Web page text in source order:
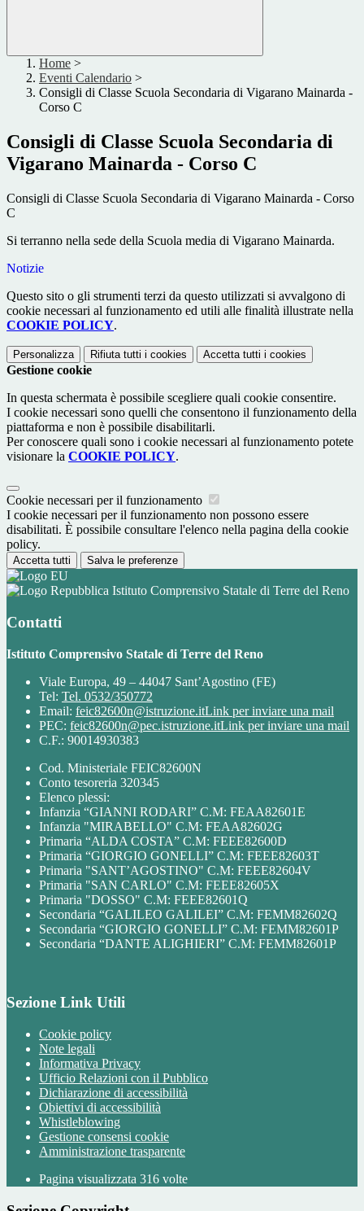
Home >
Eventi Calendario >
Consigli di Classe Scuola Secondaria di Vigarano Mainarda -
Corso C
Consigli di Classe Scuola Secondaria di
Vigarano Mainarda - Corso C
Consigli di Classe Scuola Secondaria di Vigarano Mainarda - Corso
C
Si terranno nella sede della Scuola media di Vigarano Mainarda.
Notizie
Questo sito o gli strumenti terzi da questo utilizzati si avvalgono di
cookie necessari al funzionamento ed utili alle finalità illustrate nella
COOKIE POLICY.
Personalizza Rifiuta tutti i cookies Accetta tutti i cookies
Gestione cookie
In questa schermata è possibile scegliere quali cookie consentire.
I cookie necessari sono quelli che consentono il funzionamento della
piattaforma e non è possibile disabilitarli.
Per conoscere quali sono i cookie necessari al funzionamento potete
visionare la COOKIE POLICY.
Cookie necessari per il funzionamento
I cookie necessari per il funzionamento non possono essere
disabilitati. È possibile consultare l'elenco nella pagina della cookie
policy.
Accetta tutti Salva le preferenze
Istituto Comprensivo Statale di Terre del Reno
Contatti
Istituto Comprensivo Statale di Terre del Reno
Viale Europa, 49 – 44047 Sant’Agostino (FE)
Tel: Tel. 0532/350772
Email: feic82600n@istruzione.itLink per inviare una mail
PEC: feic82600n@pec.istruzione.itLink per inviare una mail
C.F.: 90014930383
Cod. Ministeriale FEIC82600N
Conto tesoreria 320345
Elenco plessi:
Infanzia “GIANNI RODARI” C.M: FEAA82601E
Infanzia "MIRABELLO" C.M: FEAA82602G
Primaria “ALDA COSTA” C.M: FEEE82600D
Primaria “GIORGIO GONELLI” C.M: FEEE82603T
Primaria "SANT’AGOSTINO" C.M: FEEE82604V
Primaria "SAN CARLO" C.M: FEEE82605X
Primaria "DOSSO" C.M: FEEE82601Q
Secondaria “GALILEO GALILEI” C.M: FEMM82602Q
Secondaria “GIORGIO GONELLI” C.M: FEMM82601P
Secondaria “DANTE ALIGHIERI” C.M: FEMM82601P
Sezione Link Utili
Cookie policy
Note legali
Informativa Privacy
Ufficio Relazioni con il Pubblico
Dichiarazione di accessibilità
Obiettivi di accessibilità
Whistleblowing
Gestione consensi cookie
Amministrazione trasparente
Pagina visualizzata 316 volte